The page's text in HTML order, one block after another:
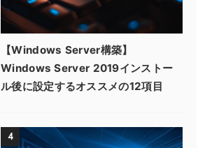
【Windows Server構築】
Windows Server 2019インストー
ル後に設定するオススメの12項目
4